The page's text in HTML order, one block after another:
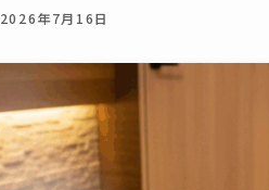
2026年7月16日